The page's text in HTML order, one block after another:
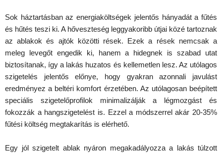
Sok háztartásban az energiaköltségek jelentős hányadát a fűtés
és hűtés teszi ki. A hőveszteség leggyakoribb útjai közé tartoznak
az ablakok és ajtók közötti rések. Ezek a rések nemcsak a
meleg levegőt engedik ki, hanem a hidegnek is szabad utat
biztosítanak, így a lakás huzatos és kellemetlen lesz. Az utólagos
szigetelés jelentős előnye, hogy gyakran azonnali javulást
eredményez a beltéri komfort érzetében. Az utólagosan beépített
speciális szigetelőprofilok minimalizálják a légmozgást és
fokozzák a hangszigetelést is. Ezzel a módszerrel akár 20-35%
fűtési költség megtakarítás is elérhető.
Egy jól szigetelt ablak nyáron megakadályozza a lakás túlzott